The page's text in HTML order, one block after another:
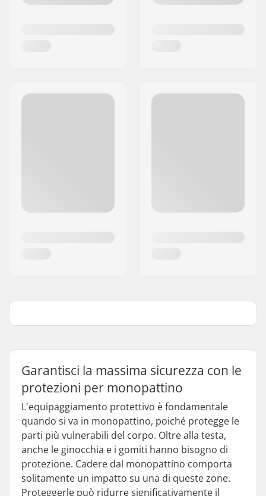
Garantisci la massima sicurezza con le
protezioni per monopattino
L'equipaggiamento protettivo è fondamentale
quando si va in monopattino, poiché protegge le
parti più vulnerabili del corpo. Oltre alla testa,
anche le ginocchia e i gomiti hanno bisogno di
protezione. Cadere dal monopattino comporta
solitamente un impatto su una di queste zone.
Proteggerle può ridurre significativamente il